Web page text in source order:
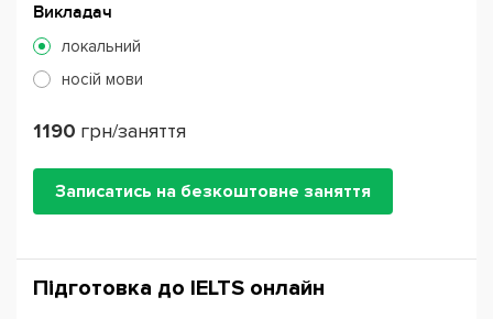
Викладач
локальний
носій мови
1190 грн/заняття
Записатись на безкоштовне заняття
Підготовка до IЕLTS онлайн